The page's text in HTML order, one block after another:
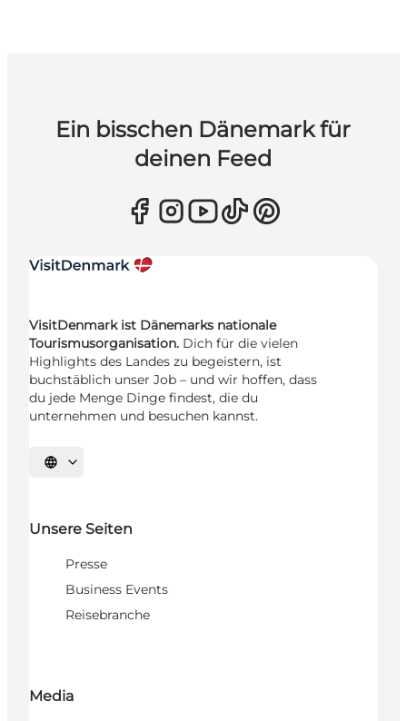
Ein bisschen Dänemark für
deinen Feed
VisitDenmark ist Dänemarks nationale
Tourismusorganisation. Dich für die vielen
Highlights des Landes zu begeistern, ist
buchstäblich unser Job – und wir hoffen, dass
du jede Menge Dinge findest, die du
unternehmen und besuchen kannst.
Sprache auswählen
Unsere Seiten
Presse
Business Events
Reisebranche
Media